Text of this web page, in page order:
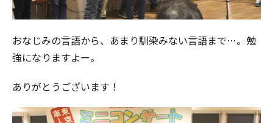
おなじみの言語から、あまり馴染みない言語まで…。勉
強になりますよー。
ありがとうございます！